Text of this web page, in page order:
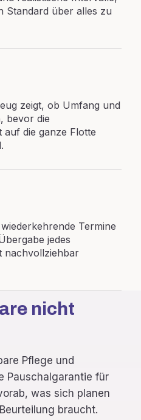
Standard über alles zu
zeigt, ob Umfang und
bevor die
auf die ganze Flotte
Termine
jedes
nachvollziehbar
nicht
Pflege und
Pauschalgarantie für
was sich planen
braucht.